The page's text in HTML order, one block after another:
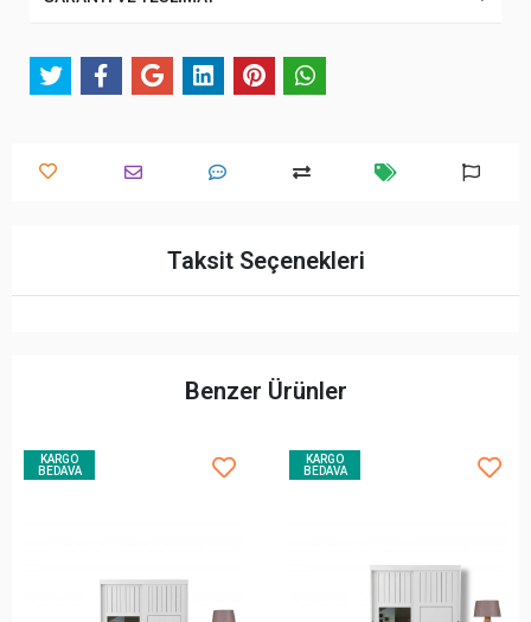
Taksit Seçenekleri
Benzer Ürünler
KARGO
BEDAVA
KARGO
BEDAVA